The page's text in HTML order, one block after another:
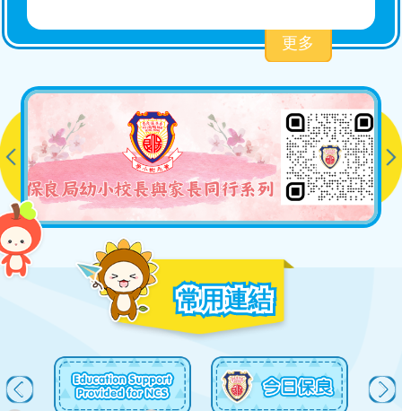
2025-26 四年級結業頒獎典禮
2026-07-09
2025-26 二年級結業頒獎典禮
2026-07-09
2025-26 西貢區慶祝中國共產黨成
立105周年學生活動
2026-07-08
2026升中派位結果
更多
常用連結